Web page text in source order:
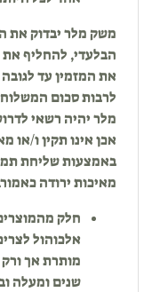
משק מלר יבדוק את
הבלעדי, להחליף את
את המזמין עד
לרבות סכום
מלר יהיה רשאי
אכן אינו תקין ו/או
באמצעות שליחת
מאיכות ירודה
חלק
אלכוהול
שנים ומעלה